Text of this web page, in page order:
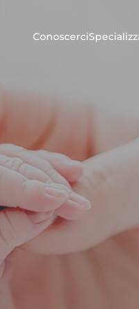
Conoscerci